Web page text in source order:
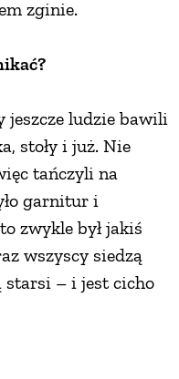
zginie.
jeszcze ludzie bawili
stoły i już. Nie
tańczyli na
garnitur i
zwykle był jakiś
wszyscy siedzą
– i jest cicho